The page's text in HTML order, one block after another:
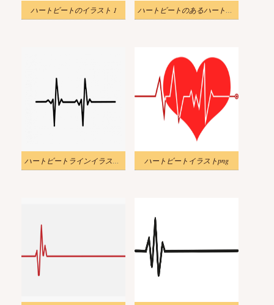
ハートビートのイラスト 1 ハートビートのあるハートのイラスト 4
ハートビートラインイラストpng ハートビートイラストpng